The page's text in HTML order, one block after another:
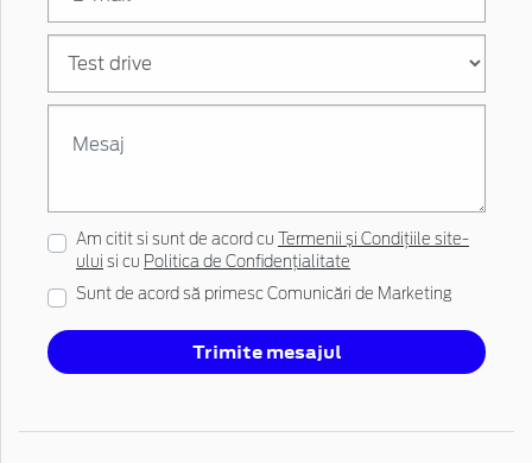
Am citit si sunt de acord cu
Termenii și Condițiile site-
ului si cu Politica de Confidențialitate
Sunt de acord să primesc Comunicări de Marketing
Trimite mesajul